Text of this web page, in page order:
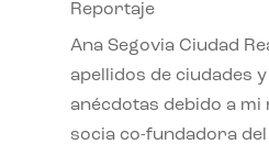
Reportaje
Ana Segovia Ciudad
apellidos de ciudades
anécdotas debido a mi
socia co-fundadora